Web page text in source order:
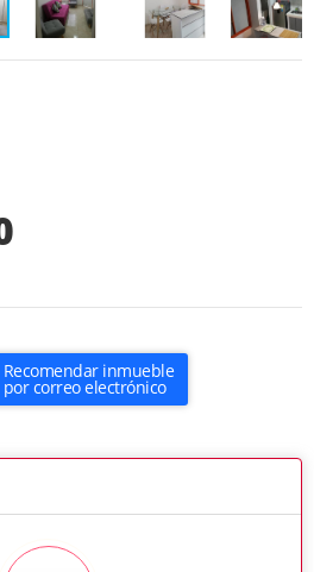
Recomendar inmueble
por correo electrónico